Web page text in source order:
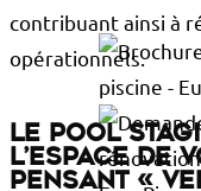
contribuant ainsi à
opérationnels.
Le pool
l’espace de
pensant «